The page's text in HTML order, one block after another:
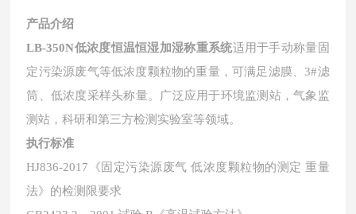
产品介绍
LB-350N低浓度恒温恒湿加湿称重系统适用于手动称量固
定污染源废气等低浓度颗粒物的重量 ，可满足滤膜、3#滤
筒、低浓度采样头称量。
广泛应用于环境监测站，气象监
测站，科研和第三方检测实验室等领域。
执行标准
HJ836-2017《固定污染源废气 低浓度颗粒物的测定 重量
法》的检测限要求